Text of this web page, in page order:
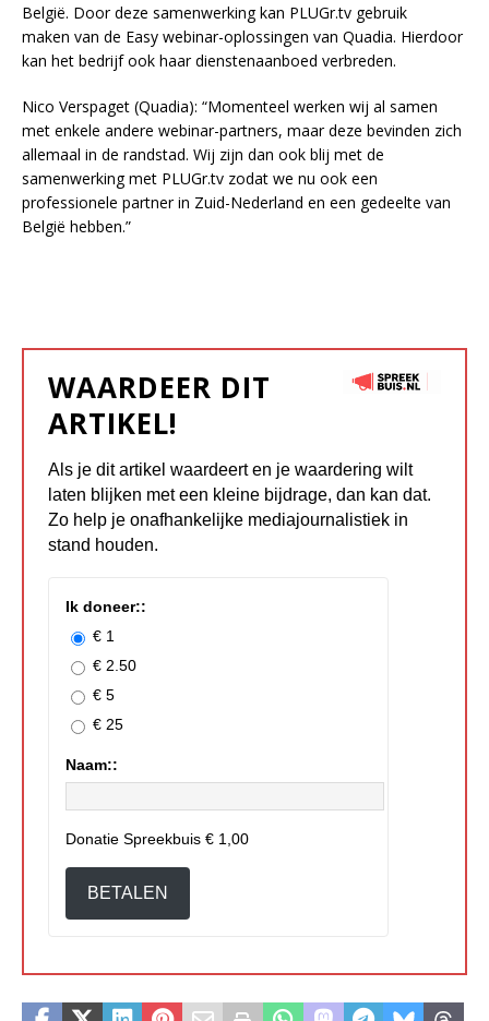
België. Door deze samenwerking kan PLUGr.tv gebruik
maken van de Easy webinar-oplossingen van Quadia. Hierdoor
kan het bedrijf ook haar dienstenaanboed verbreden.
Nico Verspaget (Quadia): “Momenteel werken wij al samen
met enkele andere webinar-partners, maar deze bevinden zich
allemaal in de randstad. Wij zijn dan ook blij met de
samenwerking met PLUGr.tv zodat we nu ook een
professionele partner in Zuid-Nederland en een gedeelte van
België hebben.”
WAARDEER DIT
ARTIKEL!
Als je dit artikel waardeert en je waardering wilt
laten blijken met een kleine bijdrage, dan kan dat.
Zo help je onafhankelijke mediajournalistiek in
stand houden.
Ik doneer::
€ 1
€ 2.50
€ 5
€ 25
Naam::
Donatie Spreekbuis € 1,00
BETALEN